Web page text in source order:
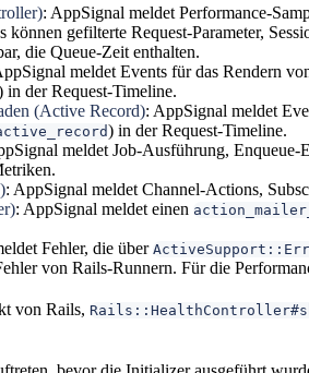
: AppSignal meldet Performance-
können gefilterte Request-Parameter,
die Queue-Zeit enthalten.
meldet Events für das Rendern
in der Request-Timeline.
(Active Record): AppSignal meldet
) in der Request-Timeline.
meldet Job-Ausführung,
): AppSignal meldet Channel-Actions,
: AppSignal meldet einen
Fehler, die über
von Rails-Runnern. Für die
von Rails,